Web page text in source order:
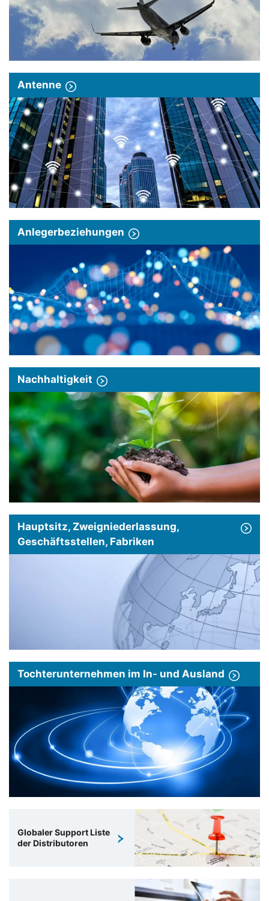
Antenne
Anlegerbeziehungen
Nachhaltigkeit
Hauptsitz, Zweigniederlassung,
Geschäftsstellen, Fabriken
Tochterunternehmen im In- und Ausland
Globaler Support Liste
der Distributoren